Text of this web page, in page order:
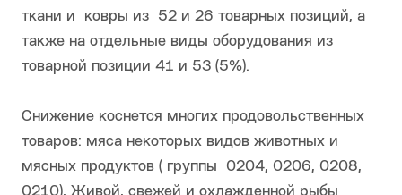
ткани и ковры из 52 и 26 товарных позиций, а
также на отдельные виды оборудования из
товарной позиции 41 и 53 (5%).
Снижение коснется многих продовольственных
товаров: мяса некоторых видов животных и
мясных продуктов ( группы 0204, 0206, 0208,
0210), Живой, свежей и охлажденной рыбы